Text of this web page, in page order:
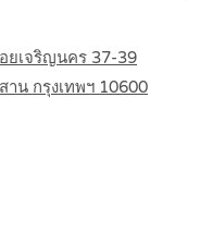
ยเจริญนคร 37-39
าน กรุงเทพฯ 10600